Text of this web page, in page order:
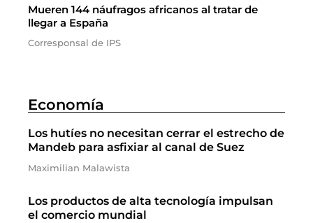
Mueren 144 náufragos africanos al tratar de
llegar a España
Corresponsal de IPS
Economía
Los hutíes no necesitan cerrar el estrecho de
Mandeb para asfixiar al canal de Suez
Maximilian Malawista
Los productos de alta tecnología impulsan
el comercio mundial